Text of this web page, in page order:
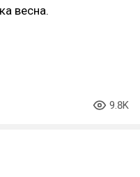
весна.
9.8K